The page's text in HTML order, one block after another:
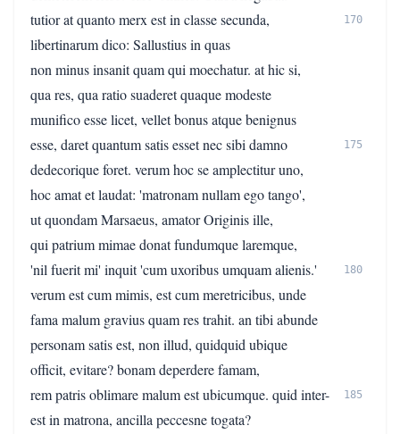
tutior at quanto merx est in classe secunda,
170
libertinarum dico: Sallustius in quas
non minus insanit quam qui moechatur. at hic si,
qua res, qua ratio suaderet quaque modeste
munifico esse licet, vellet bonus atque benignus
esse, daret quantum satis esset nec sibi damno
175
dedecorique foret. verum hoc se amplectitur uno,
hoc amat et laudat: 'matronam nullam ego tango',
ut quondam Marsaeus, amator Originis ille,
qui patrium mimae donat fundumque laremque,
'nil fuerit mi' inquit 'cum uxoribus umquam alienis.'
180
verum est cum mimis, est cum meretricibus, unde
fama malum gravius quam res trahit. an tibi abunde
personam satis est, non illud, quidquid ubique
officit, evitare? bonam deperdere famam,
rem patris oblimare malum est ubicumque. quid inter-
185
est in matrona, ancilla peccesne togata?